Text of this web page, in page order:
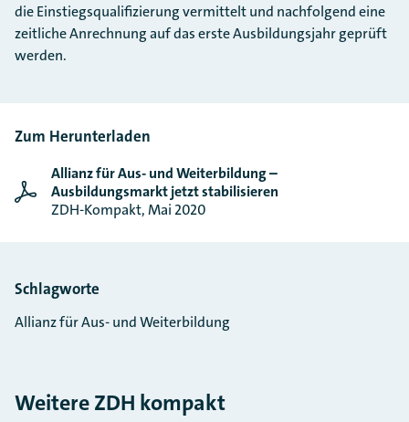
die Einstiegsqualifizierung vermittelt und nachfolgend eine
zeitliche Anrechnung auf das erste Ausbildungsjahr geprüft
werden.
Zum Herunterladen
Allianz für Aus- und Weiterbildung –
Ausbildungsmarkt jetzt stabilisieren
ZDH-Kompakt, Mai 2020
Schlagworte
Allianz für Aus- und Weiterbildung
Weitere ZDH kompakt